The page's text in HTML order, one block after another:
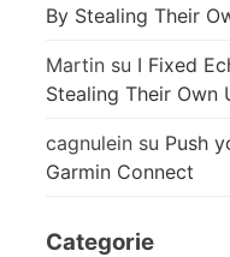
By Stealing Their
Martin su I Fixed
Stealing Their Own
cagnulein su Push
Garmin Connect
Categorie